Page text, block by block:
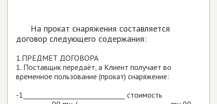
На прокат снаряжения составляется
договор следующего содержания:
1.ПРЕДМЕТ ДОГОВОРА
1. Поставщик передаёт, а Клиент получает во
временное пользование (прокат) снаряжение:
-1______________________________ стоимость